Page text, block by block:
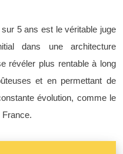
5 ans est le véritable juge
dans une architecture
révéler plus rentable à long
et en permettant de
évolution, comme le
France.